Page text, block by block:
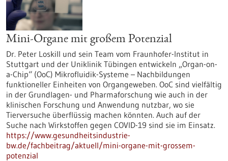
Mini-Organe mit großem Potenzial
Dr. Peter Loskill und sein Team vom Fraunhofer-Institut in
Stuttgart und der Uniklinik Tübingen entwickeln „Organ-on-
a-Chip“ (OoC) Mikrofluidik-Systeme – Nachbildungen
funktioneller Einheiten von Organgeweben. OoC sind vielfältig
in der Grundlagen- und Pharmaforschung wie auch in der
klinischen Forschung und Anwendung nutzbar, wo sie
Tierversuche überflüssig machen könnten. Auch auf der
Suche nach Wirkstoffen gegen COVID-19 sind sie im Einsatz.
https://www.gesundheitsindustrie-
bw.de/fachbeitrag/aktuell/mini-organe-mit-grossem-
potenzial